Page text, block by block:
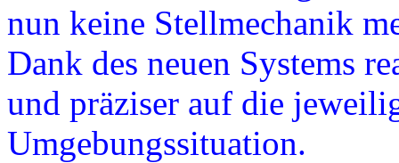
nun keine Stellmechanik
Dank des neuen Systems
und präziser auf die
Umgebungssituation.